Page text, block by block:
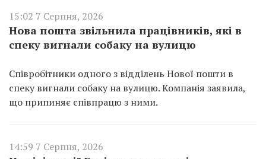
15:02 7 Серпня, 2026
Нова пошта звільнила працівників, які в
спеку вигнали собаку на вулицю
Співробітники одного з відділень Нової пошти в
спеку вигнали собаку на вулицю. Компанія заявила,
що припиняє співпрацю з ними.
14:59 7 Серпня, 2026